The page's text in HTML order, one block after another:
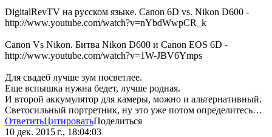
DigitalRevTV на русском языке. Canon 6D vs. Nikon D600 -
http://www.youtube.com/watch?v=nYbdWwpCR_k
Canon Vs Nikon. Битва Nikon D600 и Canon EOS 6D -
http://www.youtube.com/watch?v=1W-JBV6Ymps
Для свадеб лучше зум посветлее.
Еще вспышка нужна бедет, лучше родная.
И второй аккумулятор для камеры, можно и альтернативный.
Светосильный портретник, ну это уже потом определитесь…
ОтветитьЦитироватьПоделиться
10 дек. 2015 г., 18:04:03